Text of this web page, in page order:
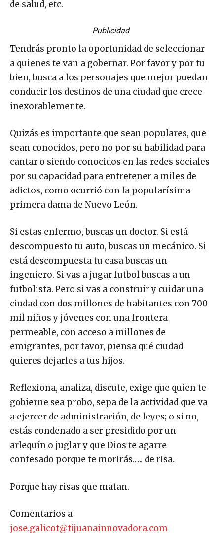
de salud, etc.
Publicidad
Tendrás pronto la oportunidad de seleccionar
a quienes te van a gobernar. Por favor y por tu
bien, busca a los personajes que mejor puedan
conducir los destinos de una ciudad que crece
inexorablemente.
Quizás es importante que sean populares, que
sean conocidos, pero no por su habilidad para
cantar o siendo conocidos en las redes sociales
por su capacidad para entretener a miles de
adictos, como ocurrió con la popularísima
primera dama de Nuevo León.
Si estas enfermo, buscas un doctor. Si está
descompuesto tu auto, buscas un mecánico. Si
está descompuesta tu casa buscas un
ingeniero. Si vas a jugar futbol buscas a un
futbolista. Pero si vas a construir y cuidar una
ciudad con dos millones de habitantes con 700
mil niños y jóvenes con una frontera
permeable, con acceso a millones de
emigrantes, por favor, piensa qué ciudad
quieres dejarles a tus hijos.
Reflexiona, analiza, discute, exige que quien te
gobierne sea probo, sepa de la actividad que va
a ejercer de administración, de leyes; o si no,
estás condenado a ser presidido por un
arlequín o juglar y que Dios te agarre
confesado porque te morirás….. de risa.
Porque hay risas que matan.
Comentarios a
jose.galicot@tijuanainnovadora.com